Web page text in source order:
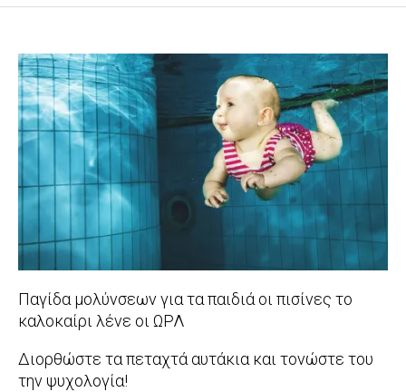
Παγίδα μολύνσεων για τα παιδιά οι πισίνες το
καλοκαίρι λένε οι ΩΡΛ
06-
Διορθώστε τα πεταχτά αυτάκια και τονώστε του
την ψυχολογία!